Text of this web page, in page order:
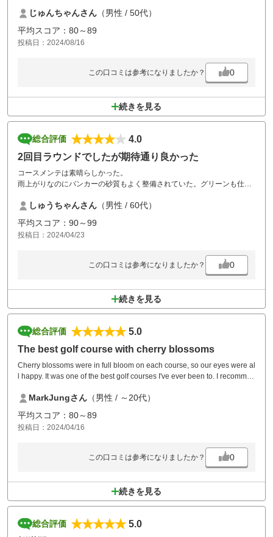
じゅんちゃんさん （男性 / 50代）
平均スコア：80～89
投稿日：2024/08/16
この口コミは参考になりましたか？ 0
続きを見る
総合評価
4.0
2回目ラウンドでしたが期待通り良かった
コースメンテは素晴らしかった。
雨上がりなのにバンカーの砂質もよく整備されていた。グリーンも仕上
ークを直してなかったのは残念
しゅうちゃんさん （男性 / 60代）
平均スコア：90～99
投稿日：2024/04/23
この口コミは参考になりましたか？ 0
続きを見る
総合評価
5.0
The best golf course with cherry blossoms
Cherry blossoms were in full bloom on each course, so our eyes were al
l happy. It was one of the best golf courses I've ever been to. I recommen
MarkJungさん （男性 / ～20代）
平均スコア：80～89
投稿日：2024/04/16
この口コミは参考になりましたか？ 0
続きを見る
総合評価
5.0